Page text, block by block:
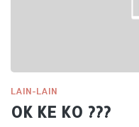
LAIN-LAIN
OK KE KO ???